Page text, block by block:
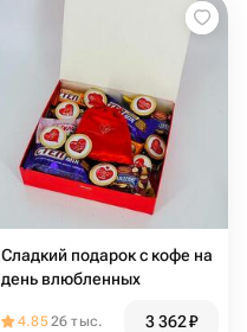
Сладкий подарок с кофе на
день влюбленных
4.8526 тыс. 3 362₽